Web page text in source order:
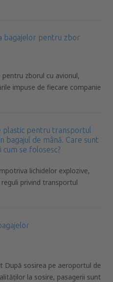
bagajelor pentru zbor
zborul cu avionul,
impuse de fiecare companie
plastic pentru transportul
bagajul de mână. Care sunt
cum se folosesc?
lichidelor explozive,
privind transportul
După sosirea pe aeroportul de
la sosire, pasagerii sunt